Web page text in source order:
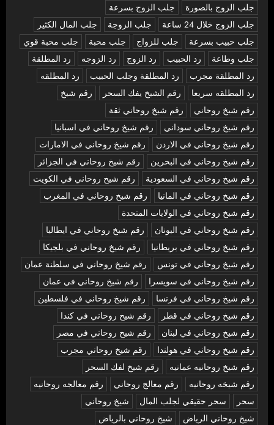
جلب الزوج بالصورة
جلب الزوج بسرعة
جلب الزوج خلال 24 ساعة
جلب الزوجة
جلب المال الكثير
جلب حبيب بسرعة
جلب للزواج جلب محبة
جلب محبة قوي
جلب وطاعة
رد الحبيب رد الزوج رد الزوجه
رد المطلقة
رد المطلقة مجرب
رد المطلقة وجلب الحبيب
رد المطلقه
رد المطلقه سريعا
رقم الشيخ يفك السحر
رقم شيخ
رقم شيخ روحاني
رقم شيخ روحاني ثقة
رقم شيخ روحاني سوداني
رقم شيخ روحاني في اسبانيا
رقم شيخ روحاني في الاردن
رقم شيخ روحاني في الامارات
رقم شيخ روحاني في البحرين
رقم شيخ روحاني في الجزائر
رقم شيخ روحاني في السعودية
رقم شيخ روحاني في الكويت
رقم شيخ روحاني في المانيا
رقم شيخ روحاني في المغرب
رقم شيخ روحاني في الولايات المتحدة
رقم شيخ روحاني في اليونان
رقم شيخ روحاني في ايطاليا
رقم شيخ روحاني في بريطانيا
رقم شيخ روحاني في بلجيكا
رقم شيخ روحاني في تونس
رقم شيخ روحاني في سلطنة عمان
رقم شيخ روحاني في سويسرا
رقم شيخ روحاني في عمان
رقم شيخ روحاني في فرنسا
رقم شيخ روحاني في فلسطين
رقم شيخ روحاني في قطر
رقم شيخ روحاني في كندا
رقم شيخ روحاني في لبنان
رقم شيخ روحاني في مصر
رقم شيخ روحاني في هولندا
رقم شيخ روحاني مجرب
رقم شيخ روحانيه عمانيه
رقم شيخ لفك السحر
رقم شيخه روحانيه
رقم معالج روحاني
رقم معالجه روحانيه
سحر
سحر حقيقي لجلب المال
شيخ روحاني
شيخ روحاني الرياض
شيخ روحاني بالرياض